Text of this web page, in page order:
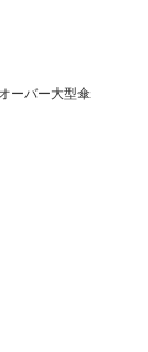
ーバー大型傘